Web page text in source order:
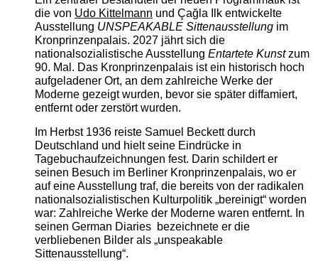
die von Udo Kittelmann und Çağla Ilk entwickelte
Ausstellung UNSPEAKABLE Sittenausstellungim
Kronprinzenpalais. 2027 jährt sich die
nationalsozialistische Ausstellung Entartete Kunstzum
90. Mal. Das Kronprinzenpalais ist ein historisch hoch
aufgeladener Ort, an dem zahlreiche Werke der
Moderne gezeigt wurden, bevor sie später diffamiert,
entfernt oder zerstört wurden.
Im Herbst 1936 reiste Samuel Beckett durch
Deutschland und hielt seine Eindrücke in
Tagebuchaufzeichnungen fest. Darin schildert er
seinen Besuch im Berliner Kronprinzenpalais, wo er
auf eine Ausstellung traf, die bereits von der radikalen
nationalsozialistischen Kulturpolitik „bereinigt“ worden
war: Zahlreiche Werke der Moderne waren entfernt. In
seinen German Diaries bezeichnete er die
verbliebenen Bilder als „unspeakable
Sittenausstellung“.